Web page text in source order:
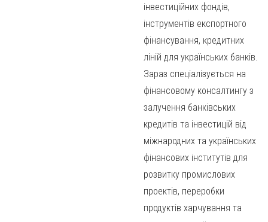
інвестиційних фондів,
інструментів експортного
фінансування, кредитних
ліній для українських банків.
Зараз спеціалізується на
фінансовому консалтингу з
залучення банківських
кредитів та інвестицій від
міжнародних та українських
фінансових інститутів для
розвитку промислових
проектів, переробки
продуктів харчування та